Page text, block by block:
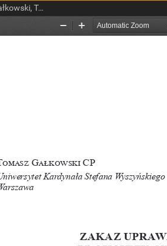
Gałkowski, Tomasz CP.